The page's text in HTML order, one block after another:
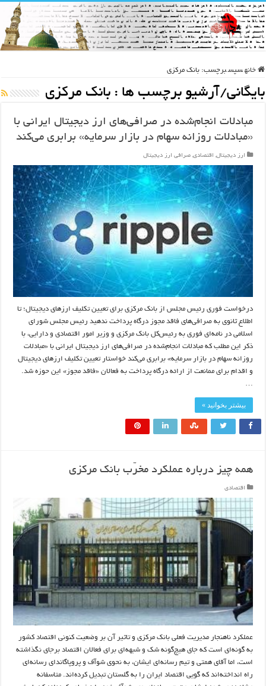
خانه سپس برچسب: بانک مرکزی
بایگانی/آرشیو برچسب ها : بانک مرکزی
مبادلات انجام‌شده در صرافی‌های ارز دیجیتال ایرانی با
«مبادلات روزانه سهام در بازار سرمایه» برابری می‌کند
ارز دیجیتال, اقتصادی, صرافی ارز دیجیتال
درخواست فوری رئیس‌ مجلس از بانک مرکزی برای تعیین تکلیف ارزهای دیجیتال؛ تا
اطلاع‌ ثانوی به صرافی‌های فاقد مجوز درگاه پرداخت ندهید رئیس مجلس شورای
اسلامی در نامه‌ای فوری به رئیس‌کل بانک مرکزی و وزیر امور اقتصادی و دارایی، با
ذکر این مطلب که مبادلات انجام‌شده در صرافی‌های ارز دیجیتال ایرانی با «مبادلات
روزانه سهام در بازار سرمایه» برابری می‌کند خواستار تعیین تکلیف ارزهای دیجیتال
و اقدام برای ممانعت از ارائه درگاه پرداخت به فعالان «فاقد مجوز» این حوزه شد.
…
بیشتر بخوانید »
همه چیز درباره عملکرد مخرّب بانک مرکزی
اقتصادی
عملکرد ناهنجار مدیریت فعلی بانک مرکزی و تاثیر آن بر وضعیت کنونی اقتصاد کشور
به­ گونه‌ای است که جای هیچ‌گونه شک و شبهه‌ای برای فعالان اقتصاد برجای نگذاشته
است، اما آقای همتی و تیم رسانه‌ای ایشان، به نحوی شوآف و پروپاگاندای رسانه‌ای
راه انداخته‌اند که گویی اقتصاد ایران را به گلستان تبدیل کرده‌اند. متاسفانه